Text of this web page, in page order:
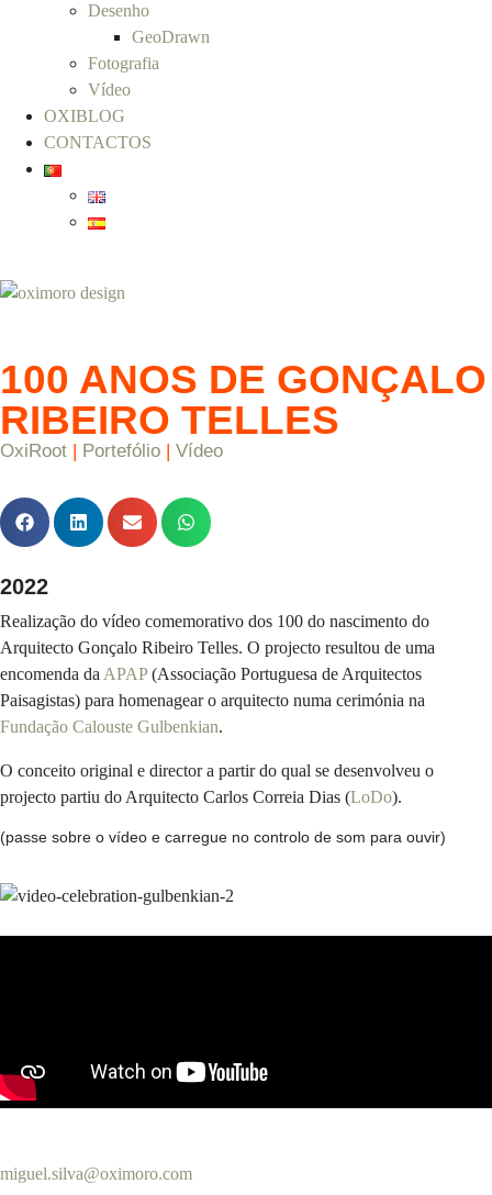
Desenho
GeoDrawn
Fotografia
Vídeo
OXIBLOG
CONTACTOS
100 ANOS DE GONÇALO
RIBEIRO TELLES
OxiRoot Portefólio Vídeo
2022
Realização do vídeo comemorativo dos 100 do nascimento do
Arquitecto Gonçalo Ribeiro Telles. O projecto resultou de uma
encomenda da APAP(Associação Portuguesa de Arquitectos
Paisagistas) para homenagear o arquitecto numa cerimónia na
Fundação Calouste Gulbenkian.
O conceito original e director a partir do qual se desenvolveu o
projecto partiu do Arquitecto Carlos Correia Dias (LoDo).
(passe sobre o vídeo e carregue no controlo de som para ouvir)
miguel.silva@oximoro.com